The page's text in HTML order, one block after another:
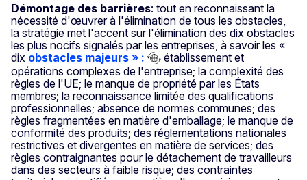
Démontage des barrières: tout en reconnaissant la
nécessité d'œuvrer à l'élimination de tous les obstacles,
la stratégie met l'accent sur l'élimination des dix obstacles
les plus nocifs signalés par les entreprises, à savoir les «
dix obstacles majeurs » :
établissement et
opérations complexes de l'entreprise; la complexité des
règles de l'UE; le manque de propriété par les États
membres; la reconnaissance limitée des qualifications
professionnelles; absence de normes communes; des
règles fragmentées en matière d'emballage; le manque de
conformité des produits; des réglementations nationales
restrictives et divergentes en matière de services; des
règles contraignantes pour le détachement de travailleurs
dans des secteurs à faible risque; des contraintes